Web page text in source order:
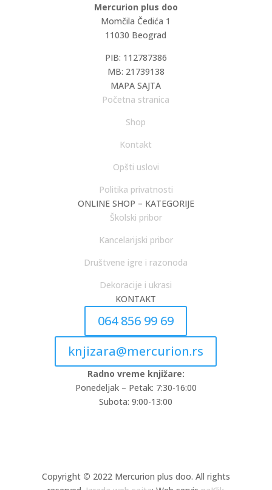
Mercurion plus doo
Momčila Čedića 1
11030 Beograd
PIB: 112787386
MB: 21739138
MAPA SAJTA
Početna stranica
Shop
Kontakt
Opšti uslovi
Politika privatnosti
ONLINE SHOP – KATEGORIJE
Školski pribor
Kancelarijski pribor
Društvene igre i razonoda
Dekoracije i ukrasi
KONTAKT
064 856 99 69
knjizara@mercurion.rs
Radno vreme knjižare:
Ponedeljak – Petak: 7:30-16:00
Subota: 9:00-13:00
Copyright © 2022 Mercurion plus doo. All rights